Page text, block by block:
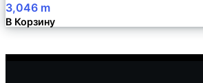
3,046 m
В Корзину